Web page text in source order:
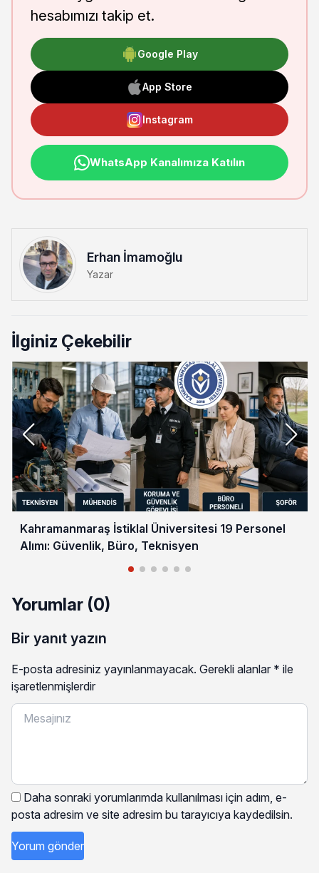
hesabımızı takip et.
Google Play
App Store
Instagram
WhatsApp Kanalımıza Katılın
Erhan İmamoğlu
Yazar
İlginiz Çekebilir
Kahramanmaraş İstiklal Üniversitesi 19 Personel
Alımı: Güvenlik, Büro, Teknisyen
Yorumlar (0)
Bir yanıt yazın
E-posta adresiniz yayınlanmayacak. Gerekli alanlar * ile
işaretlenmişlerdir
Daha sonraki yorumlarımda kullanılması için adım, e-
posta adresim ve site adresim bu tarayıcıya kaydedilsin.